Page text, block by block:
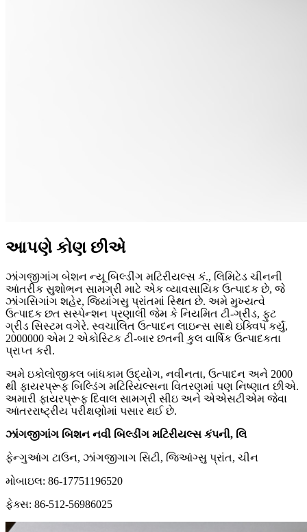
આપણે કોણ છીએ
ઝાંગજીગાંગ બેશન ન્યૂ બિલ્ડીંગ મટિરીયલ્સ કં., લિમિટેડ ચીનની
આંતરીક સુશોભન સામગ્રી માટે એક વ્યાવસાયિક ઉત્પાદક છે, જે
ઝાંગસિગાંગ શહેર, જિયાંગસુ પ્રાંતમાં સ્થિત છે. અમે મુખ્યત્વે
ઉત્પાદક છત સસ્પેન્શન પ્રણાલી જેમ કે નિયમિત ટી-ગ્રીડ, ફુટ
ગ્રીડ સિસ્ટમ વગેરે. સ્વચાલિત ઉત્પાદન લાઇન્સ સાથે ઇક્વિપ કર્યું,
2000000 એમ 2 એકોસ્ટિક ટી-બાર છતની કુલ વાર્ષિક ઉત્પાદકતા
પ્રાપ્ત કરી.
અમે ઇકોલોજીકલ બાંધકામ ઉદ્યોગ, નવીનતા, ઉત્પાદન અને 2000
થી ફાયરપ્રૂફ બિલ્ડિંગ મટિરિયલ્સના વિતરણમાં પણ નિષ્ણાત છીએ.
અમારી ફાયરપ્રૂફ દિવાલ સામગ્રી સીઇ અને એએસટીએમ જેવા
આંતરરાષ્ટ્રીય પરીક્ષણોમાં પસાર થઈ છે.
ઝાંગજીગાંગ બિશન નવી બિલ્ડીંગ મટિરીયલ્સ કંપની, લિ
ફેન્ગુઆંગ ટાઉન, ઝાંગજીગાગ સિટી, જિઆંગ્સુ પ્રાંત, ચીન
મોબાઇલ: 86-17751196520
ફેક્સ: 86-512-56986025